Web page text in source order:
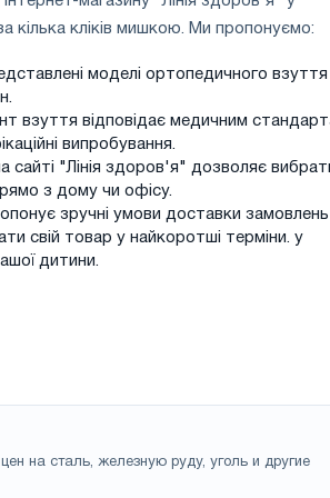
кілька кліків мишкою. Ми пропонуємо:
моделі ортопедичного
взуття відповідає медичним
випробування.
сайті "Лінія здоров'я" дозволяє
з дому чи офісу.
зручні умови доставки
свій товар у найкоротші терміни. у
дитини.
на сталь, железную руду, уголь и другие